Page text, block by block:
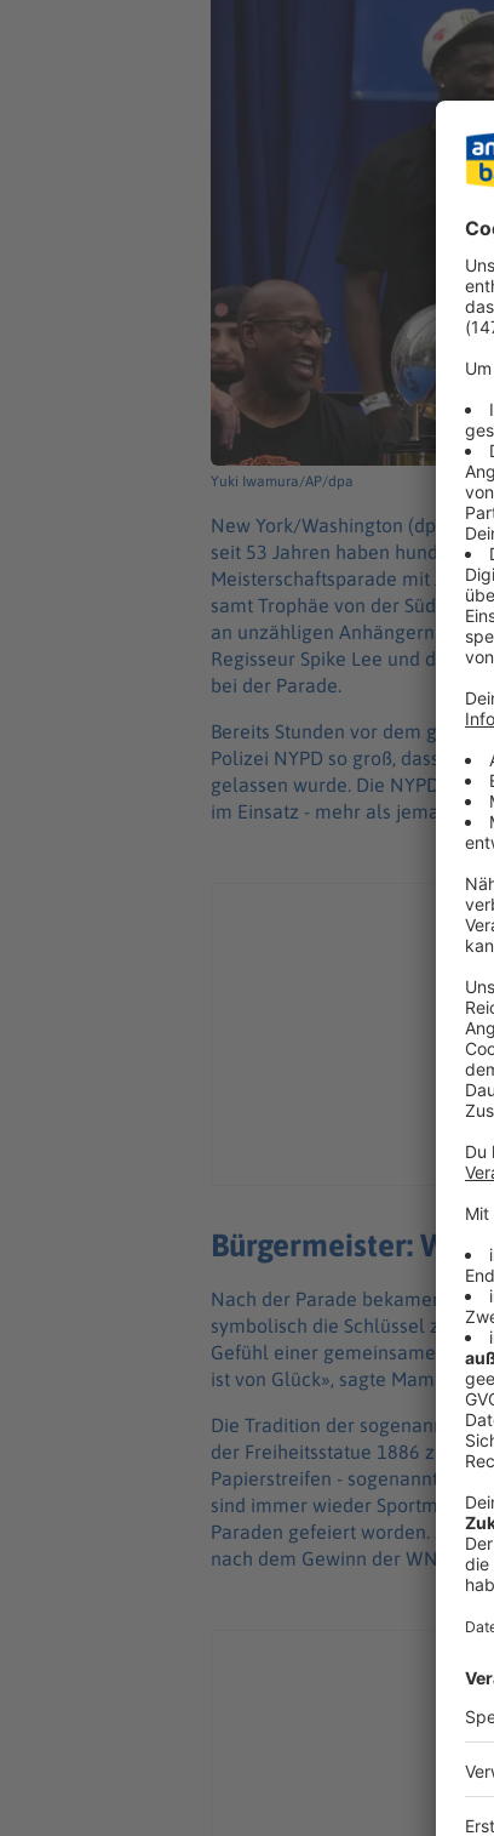
Yuki Iwamura/AP/dpa
New York/Washington (dpa) -
seit 53 Jahren haben
Meisterschaftsparade mit Jubel
samt Trophäe von der
an unzähligen Anhängern in
Regisseur Spike Lee und die
bei der Parade.
Bereits Stunden vor dem
Polizei NYPD so groß, dass
gelassen wurde. Die NYPD war
im Einsatz - mehr als jemals
Bürgermeister:
Nach der Parade bekamen die
symbolisch die Schlüssel zur
Gefühl einer gemeinsamen
ist von Glück», sagte Mamdani,
Die Tradition der sogenannten
der Freiheitsstatue 1886
Papierstreifen - sogenannte
sind immer wieder
Paraden gefeiert worden.
nach dem Gewinn der WNBA-